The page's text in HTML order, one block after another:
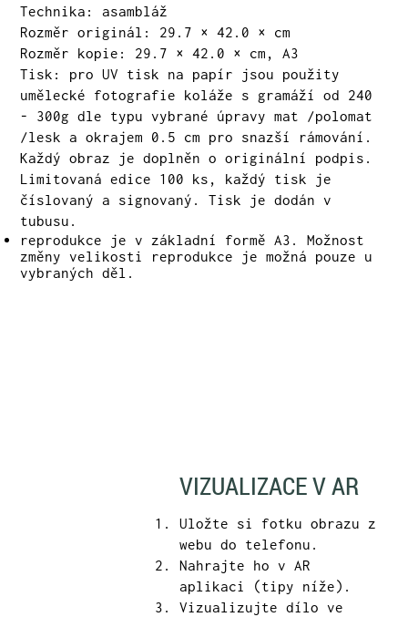
Technika: asambláž
Rozměr originál: 29.7 × 42.0 × cm
Rozměr kopie: 29.7 × 42.0 × cm, A3
Tisk: pro UV tisk na papír jsou použity
umělecké fotografie koláže s gramáží od 240
- 300g dle typu vybrané úpravy mat /polomat
/lesk a okrajem 0.5 cm pro snazší rámování.
Každý obraz je doplněn o originální podpis.
Limitovaná edice 100 ks, každý tisk je
číslovaný a signovaný. Tisk je dodán v
tubusu.
reprodukce je v základní formě A3. Možnost
změny velikosti reprodukce je možná pouze u
vybraných děl.
VIZUALIZACE V AR
Uložte si fotku obrazu z
webu do telefonu.
Nahrajte ho v AR
aplikaci (tipy níže).
Vizualizujte dílo ve